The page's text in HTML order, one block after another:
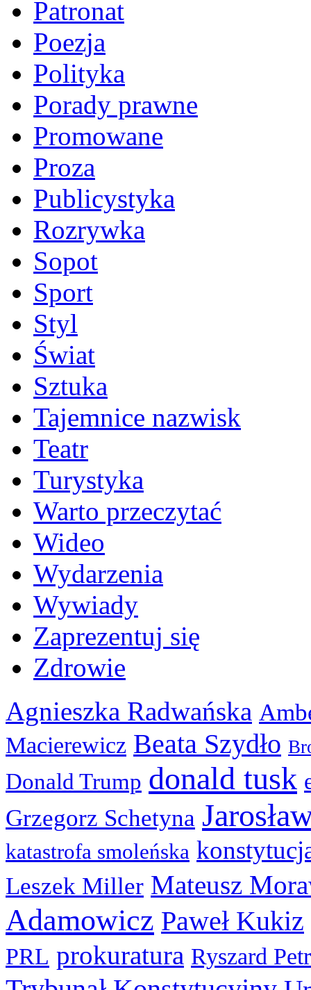
Patronat
Poezja
Polityka
Porady prawne
Promowane
Proza
Publicystyka
Rozrywka
Sopot
Sport
Styl
Świat
Sztuka
Tajemnice nazwisk
Teatr
Turystyka
Warto przeczytać
Wideo
Wydarzenia
Wywiady
Zaprezentuj się
Zdrowie
Agnieszka Radwańska
Macierewicz Beata Szydło
Donald Trump donald tusk
Grzegorz Schetyna
katastrofa smoleńska
Leszek Miller Mateusz
Adamowicz Paweł Kukiz
PRL prokuratura Ryszard